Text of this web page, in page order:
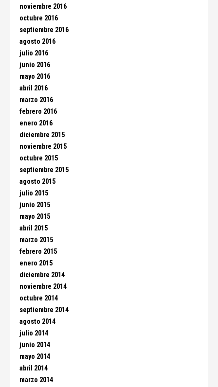
noviembre 2016
octubre 2016
septiembre 2016
agosto 2016
julio 2016
junio 2016
mayo 2016
abril 2016
marzo 2016
febrero 2016
enero 2016
diciembre 2015
noviembre 2015
octubre 2015
septiembre 2015
agosto 2015
julio 2015
junio 2015
mayo 2015
abril 2015
marzo 2015
febrero 2015
enero 2015
diciembre 2014
noviembre 2014
octubre 2014
septiembre 2014
agosto 2014
julio 2014
junio 2014
mayo 2014
abril 2014
marzo 2014